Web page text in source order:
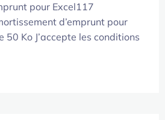
pour Excel117
d’emprunt pour
50 Ko J’accepte les conditions